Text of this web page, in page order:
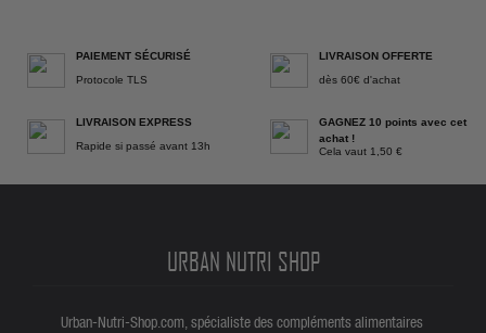
PAIEMENT SÉCURISÉ
Protocole TLS
LIVRAISON OFFERTE
dès 60€ d'achat
LIVRAISON EXPRESS
Rapide si passé avant 13h
GAGNEZ 10 points avec cet
achat !
Cela vaut 1,50 €
URBAN NUTRI SHOP
Urban-Nutri-Shop.com, spécialiste des compléments alimentaires